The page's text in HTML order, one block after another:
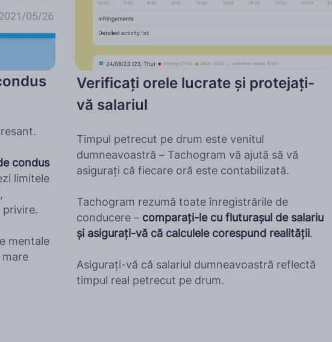
condus
limitele
mentale
Verificați orele lucrate și protejați-
vă salariul
Timpul petrecut pe drum este venitul
dumneavoastră – Tachogram vă ajută să vă
asigurați că fiecare oră este contabilizată.
Tachogram rezumă toate înregistrările de
conducere – comparați-le cu fluturașul de salariu
și asigurați-vă că calculele corespund realității.
Asigurați-vă că salariul dumneavoastră reflectă
timpul real petrecut pe drum.